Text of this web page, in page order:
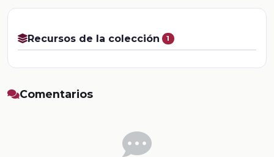
Recursos de la colección 1
Comentarios